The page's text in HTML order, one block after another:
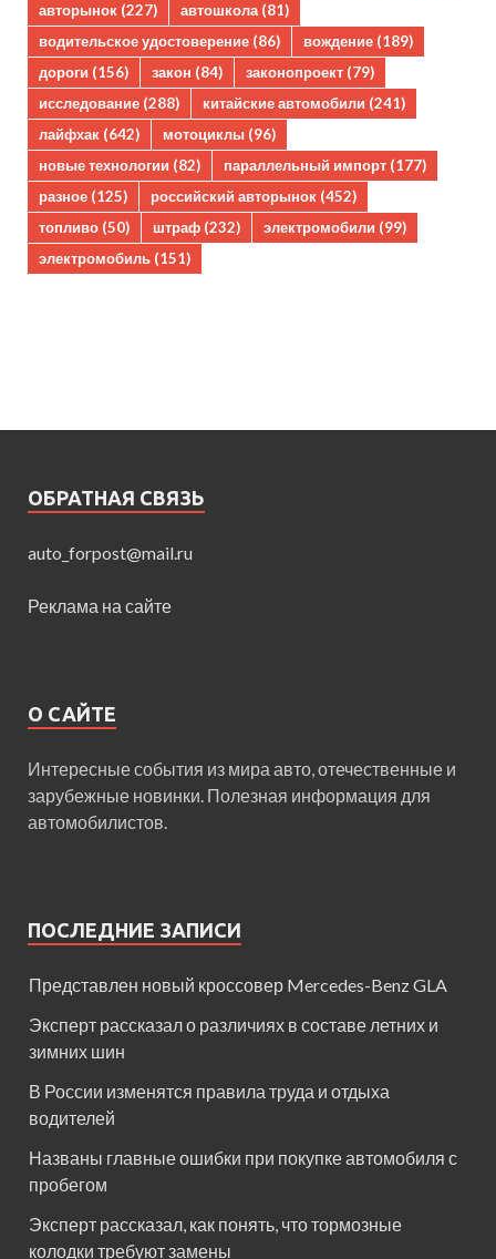
авторынок (227) автошкола(81)
водительское удостоверение (86) вождение (189)
дороги (156) закон (84) законопроект (79)
исследование (288) китайские автомобили (241)
лайфхак (642) мотоциклы (96)
новые технологии (82) параллельный импорт (177)
разное (125) российский авторынок (452)
топливо (50) штраф (232) электромобили (99)
электромобиль (151)
ОБРАТНАЯ СВЯЗЬ
auto_forpost@mail.ru
Реклама на сайте
О САЙТЕ
Интересные события из мира авто, отечественные и
зарубежные новинки. Полезная информация для
автомобилистов.
ПОСЛЕДНИЕ ЗАПИСИ
Представлен новый кроссовер Mercedes-Benz GLA
Эксперт рассказал о различиях в составе летних и
зимних шин
В России изменятся правила труда и отдыха
водителей
Названы главные ошибки при покупке автомобиля с
пробегом
Эксперт рассказал, как понять, что тормозные
колодки требуют замены